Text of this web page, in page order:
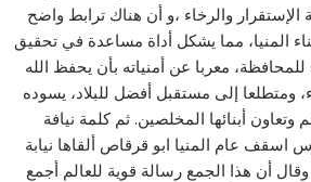
الإستقرار والرخاء ،و أن هناك ترابط واضح
المنيا، مما يشكل أداة مساعدة في تحقيق
للمحافظة، معربا عن أمنياته بأن يحفظ الله
إلى مستقبل أفضل للبلاد، يسوده
أبنائها المخلصين. ثم كلمة نيافة
اسقف عام المنيا ابو قرقاص ألقاها نيابة
أن هذا الجمع رسالة قوية للعالم أجمع